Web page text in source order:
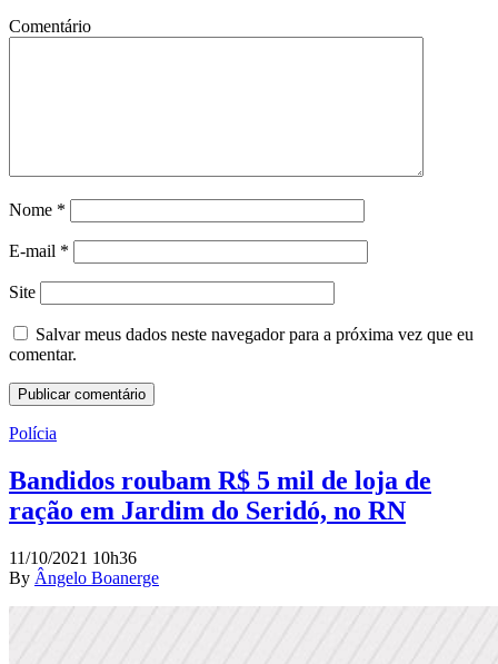
Comentário
Nome *
E-mail *
Site
Salvar meus dados neste navegador para a próxima vez que eu
comentar.
Polícia
Bandidos roubam R$ 5 mil de loja de
ração em Jardim do Seridó, no RN
11/10/2021 10h36
By Ângelo Boanerge